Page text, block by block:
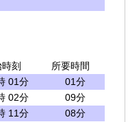
刻
所要時間
01分
01分
02分
09分
11分
08分